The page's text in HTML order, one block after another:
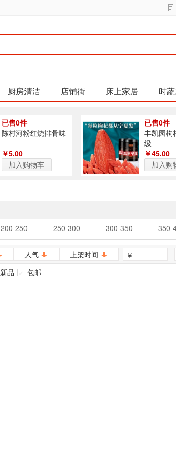
厨房清洁 店铺街 床上家居 时
已售0件
陈村河粉红烧排骨味
￥5.00
加入购物车
已售0件
丰凯园枸
级
￥45.00
加入购
200-250 250-300 300-350 350-
人气 上架时间 ￥ -
新品 包邮